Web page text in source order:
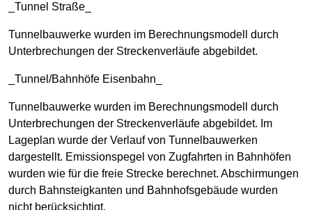
_Tunnel Straße_
Tunnelbauwerke wurden im Berechnungsmodell durch
Unterbrechungen der Streckenverläufe abgebildet.
_Tunnel/Bahnhöfe Eisenbahn_
Tunnelbauwerke wurden im Berechnungsmodell durch
Unterbrechungen der Streckenverläufe abgebildet. Im
Lageplan wurde der Verlauf von Tunnelbauwerken
dargestellt. Emissionspegel von Zugfahrten in Bahnhöfen
wurden wie für die freie Strecke berechnet. Abschirmungen
durch Bahnsteigkanten und Bahnhofsgebäude wurden
nicht berücksichtigt.